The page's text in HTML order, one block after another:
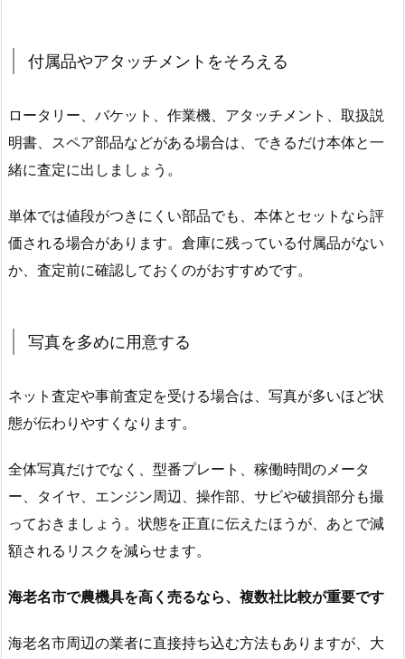
付属品やアタッチメントをそろえる
ロータリー、バケット、作業機、アタッチメント、取扱説
明書、スペア部品などがある場合は、できるだけ本体と一
緒に査定に出しましょう。
単体では値段がつきにくい部品でも、本体とセットなら評
価される場合があります。倉庫に残っている付属品がない
か、査定前に確認しておくのがおすすめです。
写真を多めに用意する
ネット査定や事前査定を受ける場合は、写真が多いほど状
態が伝わりやすくなります。
全体写真だけでなく、型番プレート、稼働時間のメータ
ー、タイヤ、エンジン周辺、操作部、サビや破損部分も撮
っておきましょう。状態を正直に伝えたほうが、あとで減
額されるリスクを減らせます。
海老名市で農機具を高く売るなら、複数社比較が重要です
海老名市周辺の業者に直接持ち込む方法もありますが、大